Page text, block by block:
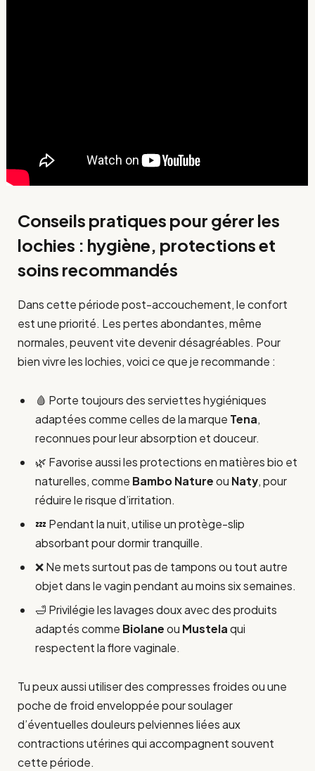
Conseils pratiques pour gérer les
lochies : hygiène, protections et
soins recommandés
Dans cette période post-accouchement, le confort
est une priorité. Les pertes abondantes, même
normales, peuvent vite devenir désagréables. Pour
bien vivre les lochies, voici ce que je recommande :
🩸 Porte toujours des serviettes hygiéniques
adaptées comme celles de la marque Tena,
reconnues pour leur absorption et douceur.
🌿 Favorise aussi les protections en matières bio et
naturelles, comme Bambo Natureou Naty, pour
réduire le risque d’irritation.
💤 Pendant la nuit, utilise un protège-slip
absorbant pour dormir tranquille.
❌ Ne mets surtout pas de tampons ou tout autre
objet dans le vagin pendant au moins six semaines.
🛁 Privilégie les lavages doux avec des produits
adaptés comme Biolaneou Mustelaqui
respectent la flore vaginale.
Tu peux aussi utiliser des compresses froides ou une
poche de froid enveloppée pour soulager
d’éventuelles douleurs pelviennes liées aux
contractions utérines qui accompagnent souvent
cette période.